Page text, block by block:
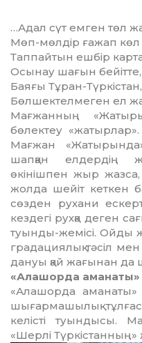
…Адал сүт емген төл
Мөп-мөлдір ғажап
Таппайтын ешбір
Осынау шағын бейітте,
Баяғы Тұран-Түркістан,
Бөлшектелмеген ел
Мағжанның
бөлектеу
Мағжан
шапқан елдердің
өкінішпен жыр жазса,
жолда шейіт кеткен
сөзден рухани
кездегі рухқа деген
туынды-жемісі. Ойды
града­ция­лық тәсіл
дануы қай жағынан да
«Алашорда аманаты»
«Алашорда
шығармашылық
келісті туындысы.
«Шерлі Түркістанның»